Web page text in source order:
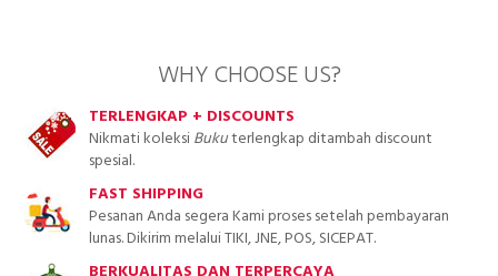
WHY CHOOSE US?
TERLENGKAP + DISCOUNTS
Nikmati koleksiBukuterlengkap ditambah discount
spesial.
FAST SHIPPING
Pesanan Anda segera Kami proses setelah pembayaran
lunas. Dikirim melalui TIKI, JNE, POS, SICEPAT.